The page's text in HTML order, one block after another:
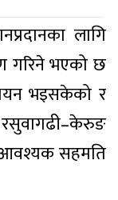
लागि
गरिने भएको छ
भइसकेको र
आवश्यक सहमति